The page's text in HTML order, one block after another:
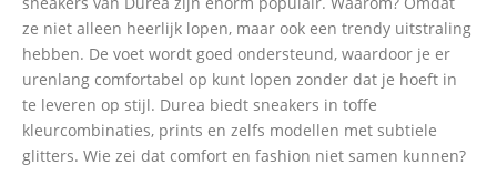
ze niet alleen heerlijk lopen, maar ook een trendy uitstraling
hebben. De voet wordt goed ondersteund, waardoor je er
urenlang comfortabel op kunt lopen zonder dat je hoeft in
te leveren op stijl. Durea biedt sneakers in toffe
kleurcombinaties, prints en zelfs modellen met subtiele
glitters. Wie zei dat comfort en fashion niet samen kunnen?